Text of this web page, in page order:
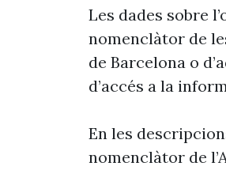
Les dades sobre
nomenclàtor de
de Barcelona o
d’accés a la
En les
nomenclàtor de